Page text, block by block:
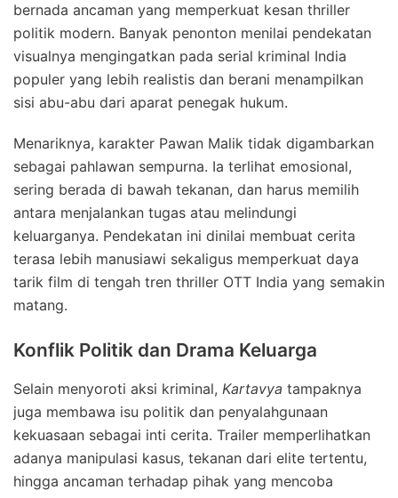
bernada ancaman yang memperkuat kesan thriller
politik modern. Banyak penonton menilai pendekatan
visualnya mengingatkan pada serial kriminal India
populer yang lebih realistis dan berani menampilkan
sisi abu-abu dari aparat penegak hukum.
Menariknya, karakter Pawan Malik tidak digambarkan
sebagai pahlawan sempurna. Ia terlihat emosional,
sering berada di bawah tekanan, dan harus memilih
antara menjalankan tugas atau melindungi
keluarganya. Pendekatan ini dinilai membuat cerita
terasa lebih manusiawi sekaligus memperkuat daya
tarik film di tengah tren thriller OTT India yang semakin
matang.
Konflik Politik dan Drama Keluarga
Selain menyoroti aksi kriminal, Kartavya tampaknya
juga membawa isu politik dan penyalahgunaan
kekuasaan sebagai inti cerita. Trailer memperlihatkan
adanya manipulasi kasus, tekanan dari elite tertentu,
hingga ancaman terhadap pihak yang mencoba